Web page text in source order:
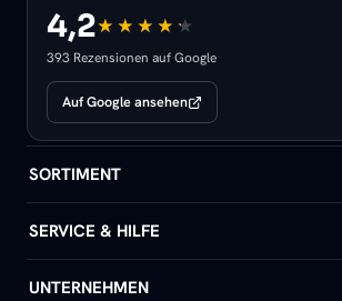
4,2
393 Rezensionen auf Google
Auf Google ansehen
SORTIMENT
Badheizkörper
Handtuchheizkörper
SERVICE & HILFE
Hilfe & Kontakt
UNTERNEHMEN